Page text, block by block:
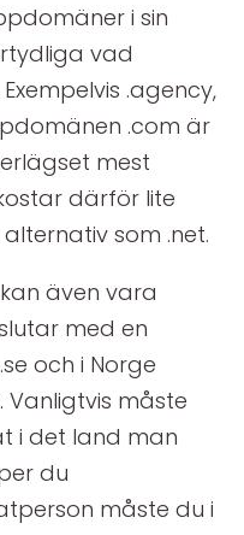
i sin
vad
.agency,
.com är
mest
därför lite
som .net.
även vara
med en
och i Norge
Vanligtvis måste
i det land man
du
måste du i